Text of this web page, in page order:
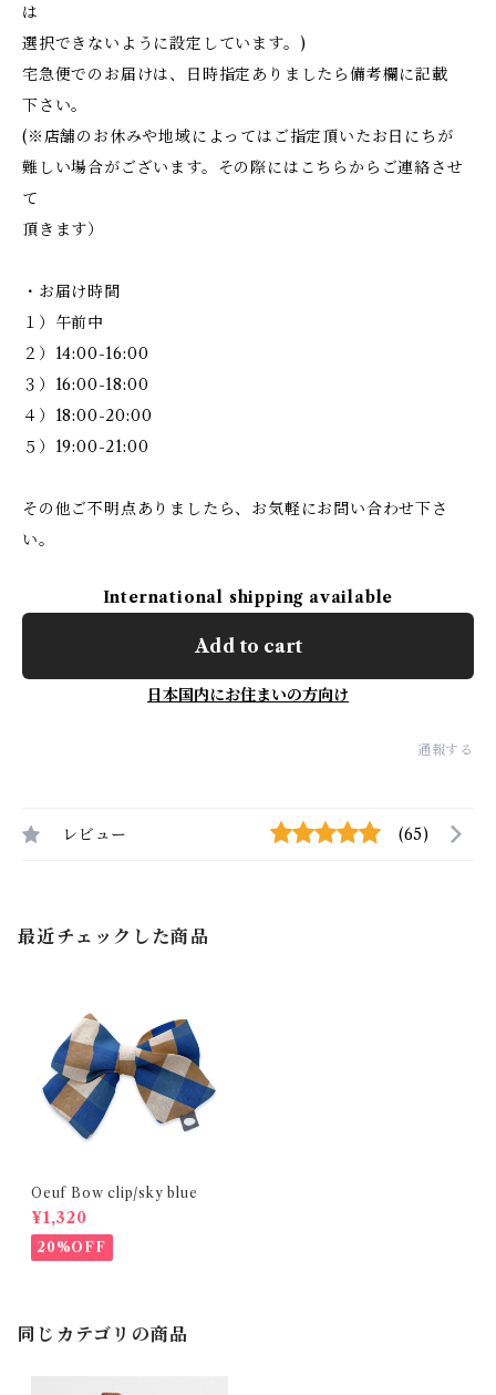
は
選択できないように設定しています。)
宅急便でのお届けは、日時指定ありましたら備考欄に記載
下さい。
(※店舗のお休みや地域によってはご指定頂いたお日にちが
難しい場合がございます。その際にはこちらからご連絡させ
て
頂きます）
・お届け時間
１）午前中
２）14:00-16:00
３）16:00-18:00
４）18:00-20:00
５）19:00-21:00
その他ご不明点ありましたら、お気軽にお問い合わせ下さ
い。
International shipping available
Add to cart
日本国内にお住まいの方向け
通報する
レビュー (65)
最近チェックした商品
Oeuf Bow clip/sky blue
¥1,320
20%OFF
同じカテゴリの商品